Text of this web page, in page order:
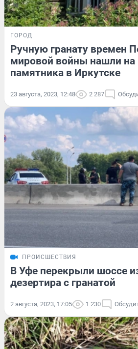
ГОРОД
Ручную гранату времен
мировой войны нашли
памятника в Иркутске
23 августа, 2023, 12:48 2 287
ПРОИСШЕСТВИЯ
В Уфе перекрыли шоссе
дезертира с гранатой
2 августа, 2023, 17:05 1 230